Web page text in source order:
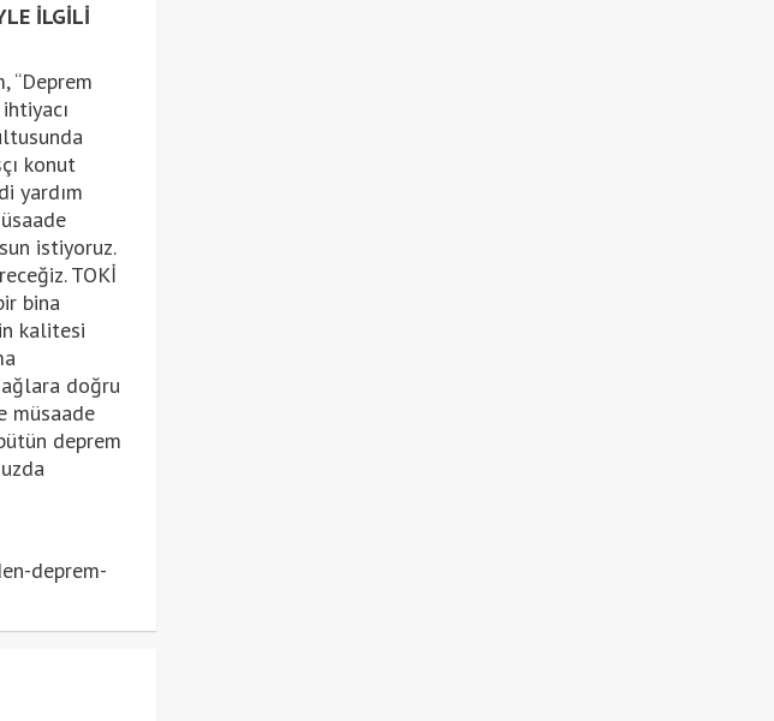
İLGİLİ
“Deprem
konut
yardım
istiyoruz.
TOKİ
bina
kalitesi
doğru
müsaade
deprem
deprem-